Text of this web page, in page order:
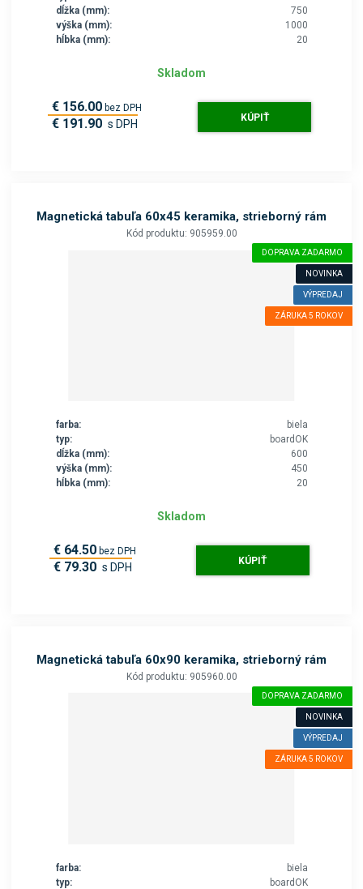
dĺžka (mm):
750
výška (mm):
1000
hĺbka (mm):
20
Skladom
€ 156.00 bez DPH
€ 191.90 s DPH KÚPIŤ
Magnetická tabuľa 60x45 keramika, strieborný rám
Kód produktu: 905959.00
DOPRAVA ZADARMO
NOVINKA
VÝPREDAJ
ZÁRUKA 5 ROKOV
farba:
biela
typ:
boardOK
dĺžka (mm):
600
výška (mm):
450
hĺbka (mm):
20
Skladom
€ 64.50 bez DPH
€ 79.30 s DPH KÚPIŤ
Magnetická tabuľa 60x90 keramika, strieborný rám
Kód produktu: 905960.00
DOPRAVA ZADARMO
NOVINKA
VÝPREDAJ
ZÁRUKA 5 ROKOV
farba:
biela
typ:
boardOK